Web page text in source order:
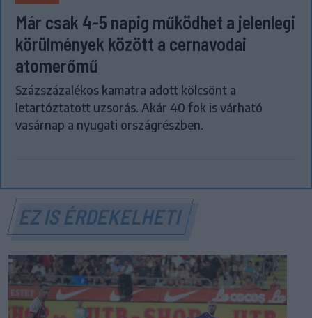
Már csak 4-5 napig működhet a jelenlegi
körülmények között a cernavodai
atomerőmű
Százszázalékos kamatra adott kölcsönt a
letartóztatott uzsorás. Akár 40 fok is várható
vasárnap a nyugati országrészben.
EZ IS ÉRDEKELHETI